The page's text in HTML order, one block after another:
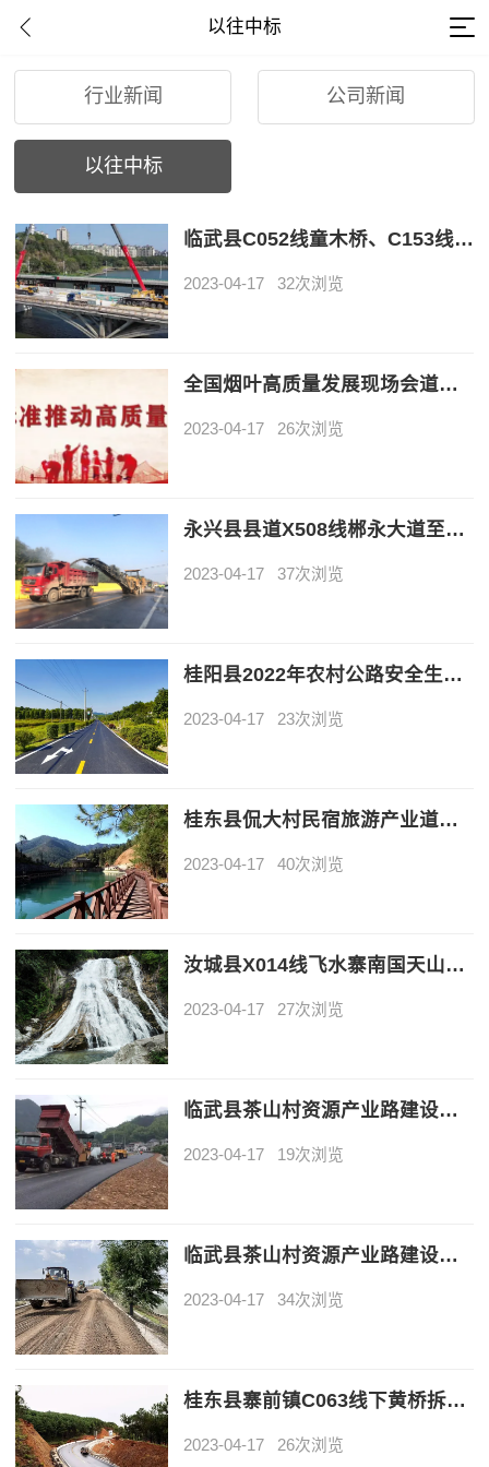
以往中标
行业新闻 公司新闻
以往中标
临武县C052线童木桥、C153线双基桥拆除重建工程竞争性磋商成交公告
2023-04-17 32次浏览
全国烟叶高质量发展现场会道路“白改黑”项目竞争性磋商成交公告
2023-04-17 26次浏览
永兴县县道X508线郴永大道至程江口路面大修工程竞争性磋商成交公告
2023-04-17 37次浏览
桂阳县2022年农村公路安全生命防护工程（第二批）竞争性磋商成交公告
2023-04-17 23次浏览
桂东县侃大村民宿旅游产业道路加宽项目竞争性磋商成交公告
2023-04-17 40次浏览
汝城县X014线飞水寨南国天山生态旅游景区公路工程谈判成交公告
2023-04-17 27次浏览
临武县茶山村资源产业路建设茶山至大坪（3341米长，路面宽6米）项目谈判成交公告
2023-04-17 19次浏览
临武县茶山村资源产业路建设茶山至黄泥井（3199米长，路面宽6米）项目谈判成交公告
2023-04-17 34次浏览
桂东县寨前镇C063线下黄桥拆除重建工程谈判成交公告
2023-04-17 26次浏览